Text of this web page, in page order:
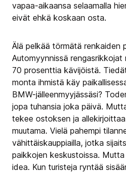
vapaa-aikaansa selaamalla
eivät ehkä koskaan osta.
Älä pelkää törmätä renkaiden
Automyynnissä
70 prosenttia kävijöistä.
monta ihmistä käy
BMW-jälleenmyyjässäsi?
jopa tuhansia joka päivä.
tekee ostoksen ja
muutama. Vielä pahempi
vähittäiskauppiailla, jotka
paikkojen keskustoissa.
idea. Kun turisteja ryntää